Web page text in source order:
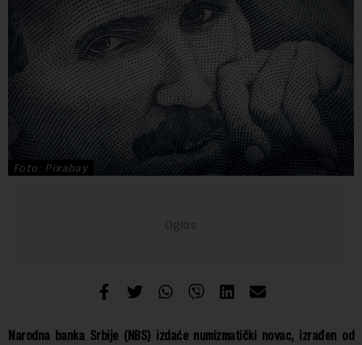
Foto: Pixabay
Narodna banka Srbije (NBS) izdaće numizmatički novac, izrađen od